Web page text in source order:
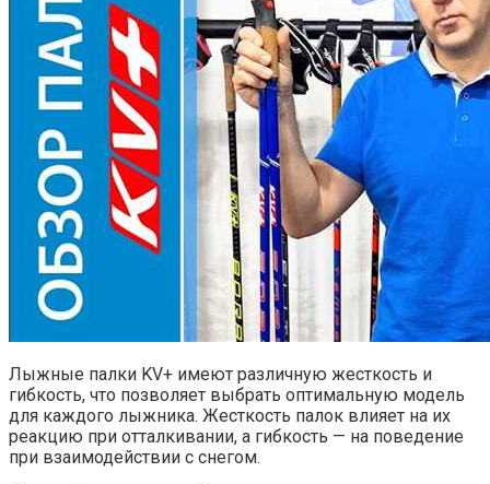
Лыжные палки KV+ имеют различную жесткость и
гибкость, что позволяет выбрать оптимальную модель
для каждого лыжника. Жесткость палок влияет на их
реакцию при отталкивании, а гибкость — на поведение
при взаимодействии с снегом.